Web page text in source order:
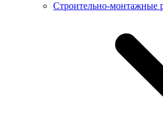
Строительно-монтажные